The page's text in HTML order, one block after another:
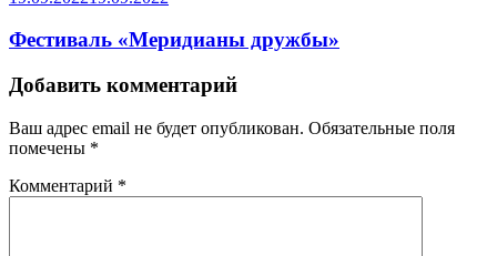
Фестиваль «Меридианы дружбы»
Добавить комментарий
Ваш адрес email не будет опубликован. Обязательные поля
помечены *
Комментарий *